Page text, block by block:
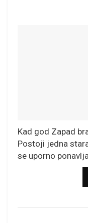
Kad god Zapad
Postoji jedna
se uporno